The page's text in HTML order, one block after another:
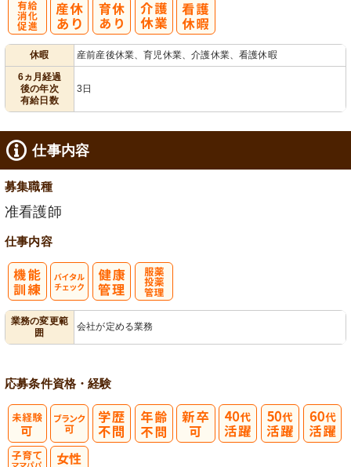
休暇
産前産後休業、育児休業、介護休業、看護休暇
6ヵ月経過
後の年次
有給日数
3日
仕事内容
募集職種
准看護師
仕事内容
業務の変更範
囲
会社が定める業務
応募条件資格・経験